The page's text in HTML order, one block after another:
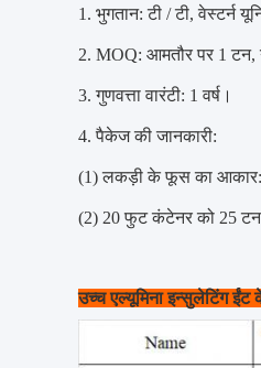
1. भुगतान: टी / टी, वेस्टर्न
2. MOQ: आमतौर पर 1
3. गुणवत्ता वारंटी: 1 वर्ष।
4. पैकेज की जानकारी:
(1) लकड़ी के फूस का आकार:
(2) 20 फुट कंटेनर को 25
उच्च एल्यूमिना इन्सुलेटिंग